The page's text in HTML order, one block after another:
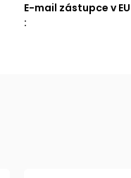
E-mail zástupce v EU
: